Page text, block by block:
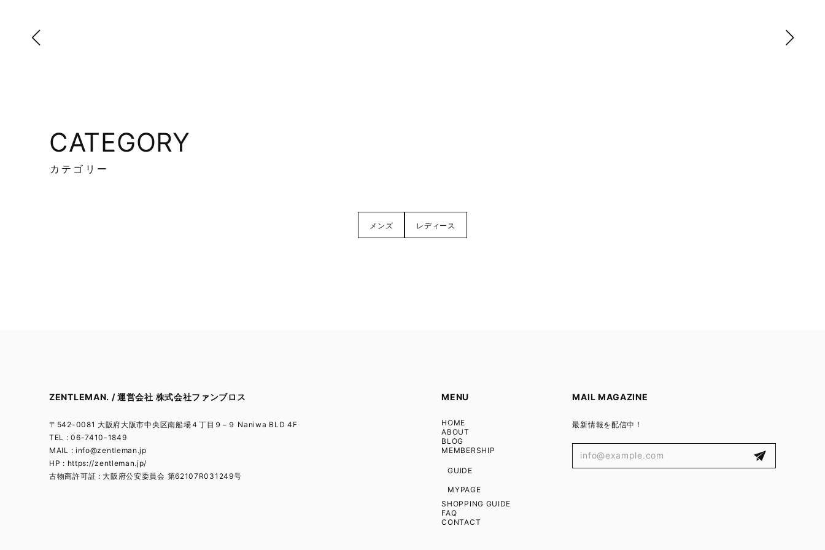
CATEGORY
カテゴリー
メンズ レディース
ZENTLEMAN. / 運営会社 株式会社ファンブロス
〒542-0081 大阪府大阪市中央区南船場４丁目９−９ Naniwa BLD 4F
TEL : 06-7410-1849
MAIL : info@zentleman.jp
HP : https://zentleman.jp/
古物商許可証 : 大阪府公安委員会 第62107R031249号
MENU
HOME
ABOUT
BLOG
MEMBERSHIP
GUIDE
MYPAGE
SHOPPING GUIDE
FAQ
CONTACT
MAIL MAGAZINE
最新情報を配信中！